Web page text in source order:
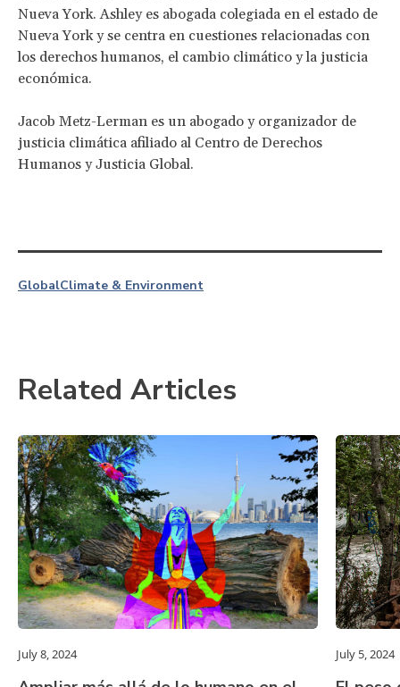
Nueva York. Ashley es abogada colegiada en el estado de
Nueva York y se centra en cuestiones relacionadas con
los derechos humanos, el cambio climático y la justicia
económica.
Jacob Metz-Lerman es un abogado y organizador de
justicia climática afiliado al Centro de Derechos
Humanos y Justicia Global.
GlobalClimate & Environment
Related Articles
July 8, 2024 July 5, 2024